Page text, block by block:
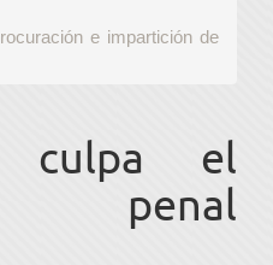
e impartición de
culpa el
penal